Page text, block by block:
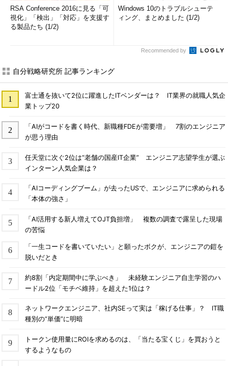
RSA Conference 2016に見る「可
視化」「検出」「対応」を支援す
る製品たち (1/2)
Windows 10のトラブルシューテ
ィング、まとめました (1/2)
Recommended by
自分戦略研究所 記事ランキング
富士通を抜いて2位に躍進したITベンダーは？ IT業界の就職人気企
業トップ20
「AIがコードを書く時代、新職種FDEが需要増」 7割のエンジニア
が思う理由
任天堂に次ぐ2位は“老舗の国産IT企業” エンジニア志望学生が選ぶ
インターン人気企業は？
「AIコーディングブーム」が去ったUSで、エンジニアに求められる
「本体の強さ」
「AI活用する新人増えてOJT負担増」 複数の調査で露呈した現場
の苦悩
「一生コードを書いていたい」と願ったボクが、エンジニアの鎧を
脱いだとき
約8割「内定期間中に学ぶべき」 未経験エンジニア自主学習のハ
ードル2位「モチベ維持」を超えた1位は？
ネットワークエンジニア、社内SEって実は「稼げる仕事」？ IT職
種別の“単価”に明暗
トークン使用量にROIを求めるのは、「当たる宝くじ」を買おうと
するようなもの